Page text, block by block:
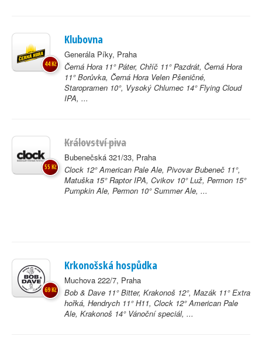
Klubovna
Generála Píky, Praha
Černá Hora 11° Páter, Chříč 11° Pazdrát, Černá Hora
11° Borůvka, Černá Hora Velen Pšeničné,
Staropramen 10°, Vysoký Chlumec 14° Flying Cloud
IPA, ...
44 Kč
Království piva
Bubenečská 321/33, Praha
Clock 12° American Pale Ale, Pivovar Bubeneč 11°,
Matuška 15° Raptor IPA, Cvikov 10° Luž, Permon 15°
Pumpkin Ale, Permon 10° Summer Ale, ...
55 Kč
Krkonošská hospůdka
Muchova 222/7, Praha
Bob & Dave 11° Bitter, Krakonoš 12°, Mazák 11° Extra
hořká, Hendrych 11° H11, Clock 12° American Pale
Ale, Krakonoš 14° Vánoční speciál, ...
69 Kč